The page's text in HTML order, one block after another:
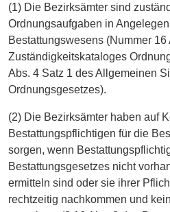
(1) Die Bezirksämter sind
Ordnungsaufgaben in
Bestattungswesens (Nummer 16
Zuständigkeitskataloges
Abs. 4 Satz 1 des Allgemeinen
Ordnungsgesetzes).
(2) Die Bezirksämter haben auf
Bestattungspflichtigen für die
sorgen, wenn
Bestattungsgesetzes nicht
ermitteln sind oder sie ihrer
rechtzeitig nachkommen und